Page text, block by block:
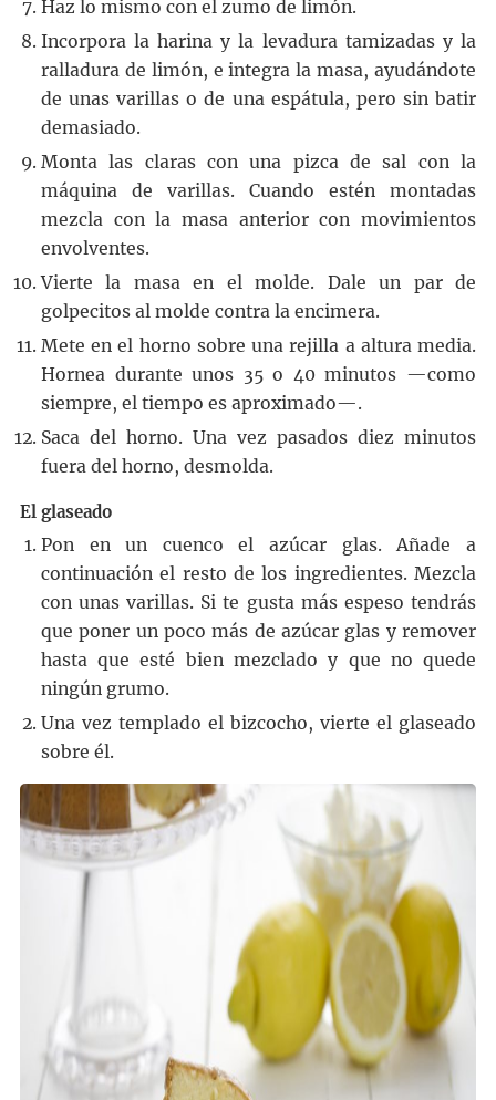
Haz lo mismo con el zumo de limón.
Incorpora la harina y la levadura tamizadas y la
ralladura de limón, e integra la masa, ayudándote
de unas varillas o de una espátula, pero sin batir
demasiado.
Monta las claras con una pizca de sal con la
máquina de varillas. Cuando estén montadas
mezcla con la masa anterior con movimientos
envolventes.
Vierte la masa en el molde. Dale un par de
golpecitos al molde contra la encimera.
Mete en el horno sobre una rejilla a altura media.
Hornea durante unos 35 o 40 minutos —como
siempre, el tiempo es aproximado—.
Saca del horno. Una vez pasados diez minutos
fuera del horno, desmolda.
El glaseado
Pon en un cuenco el azúcar glas. Añade a
continuación el resto de los ingredientes. Mezcla
con unas varillas. Si te gusta más espeso tendrás
que poner un poco más de azúcar glas y remover
hasta que esté bien mezclado y que no quede
ningún grumo.
Una vez templado el bizcocho, vierte el glaseado
sobre él.